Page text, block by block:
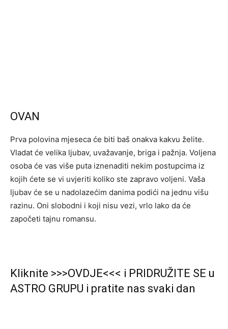
OVAN
Prva polovina mjeseca će biti baš onakva kakvu želite.
Vladat će velika ljubav, uvažavanje, briga i pažnja. Voljena
osoba će vas više puta iznenaditi nekim postupcima iz
kojih ćete se vi uvjeriti koliko ste zapravo voljeni. Vaša
ljubav će se u nadolazećim danima podići na jednu višu
razinu. Oni slobodni i koji nisu vezi, vrlo lako da će
započeti tajnu romansu.
Kliknite >>>OVDJE<<< i PRIDRUŽITE SE u
ASTRO GRUPU i pratite nas svaki dan